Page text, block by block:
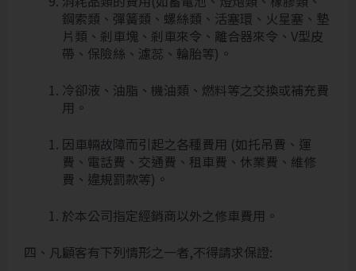
鋼索類、彈簧類、螺絲類、活塞環、火星塞、墊
片類、剎車塊、剎車來令、離合器來令、V型皮
帶、保險絲、濾蕊、輪胎等)。
冷卻液、油脂、機油類、燃料等之交換或補充費
用。
因車輛故障而引起之各種費用 (如托吊費、運
費、電話費、交通費、租車費、休業費、維修
費、違規罰款等)。
於本公司指定經銷商以外之修車費用。
四、凡顧客有下列情形之一者,不得請求保證: